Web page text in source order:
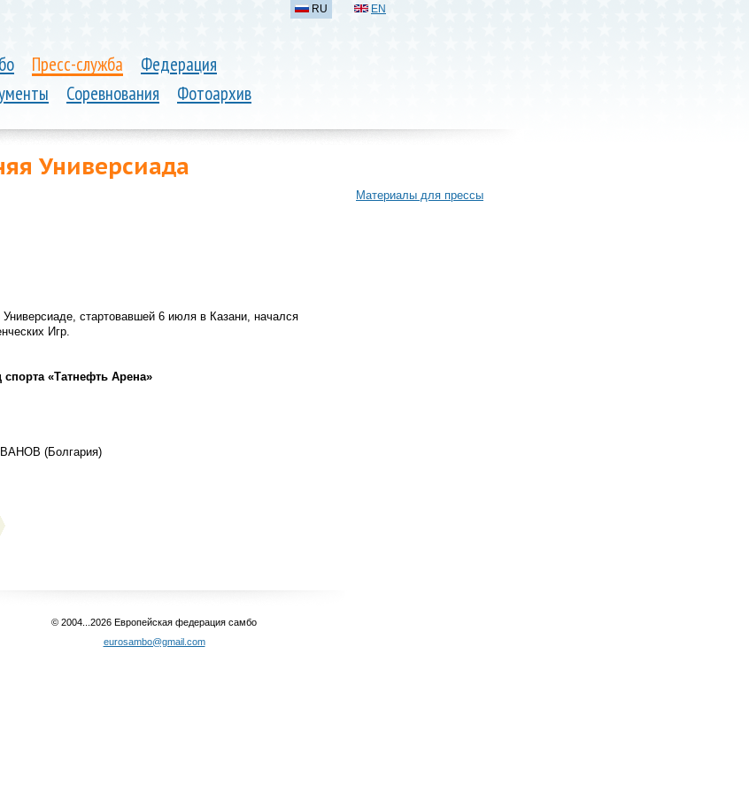
Пресс-служба
Федерация
Соревнования Фотоархив
RU EN
Универсиада
стартовавшей 6 июля в Казани, начался
Игр.
«Татнефть Арена»
(Болгария)
Материалы для прессы
© 2004...2026 Европейская федерация самбо
eurosambo@gmail.com